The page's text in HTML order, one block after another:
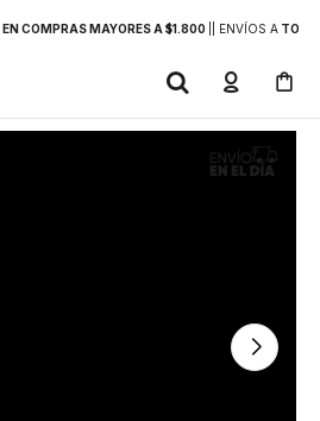
EN COMPRAS MAYORES A $1.800 | ENVÍOS ATODO